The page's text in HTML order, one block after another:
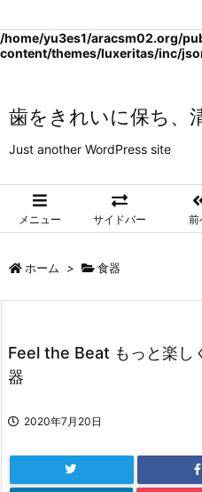
/home/yu3es1/aracsm02.org/
content/themes/luxeritas/inc/
歯をきれいに保ち、
Just another WordPress site
メニュー サイドバー 前
ホーム > 食器
Feel the Beat もっと楽し
器
2020年7月20日